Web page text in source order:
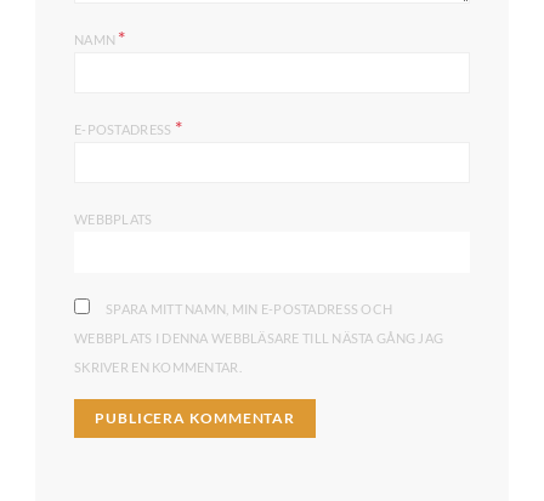
NAMN *
E-POSTADRESS *
WEBBPLATS
SPARA MITT NAMN, MIN E-POSTADRESS OCH
WEBBPLATS I DENNA WEBBLÄSARE TILL NÄSTA GÅNG JAG
SKRIVER EN KOMMENTAR.